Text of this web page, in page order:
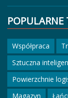
POPULARNE
Współpraca
Sztuczna
Powierzchnie
Magazyn